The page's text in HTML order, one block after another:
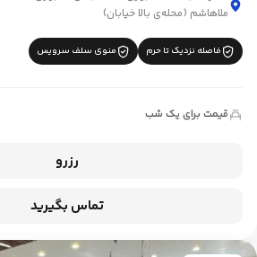
ملاهاشم (محله‌ی بالا خیابان)
فاصله نزدیک تا حرم منوی سلف سرویس
قیمت برای یک شب
رزرو
تماس بگیرید